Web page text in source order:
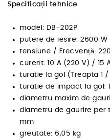
Specificații tehnice
model: DB-202P
putere de iesire: 2600 W
tensiune / Frecvență:
curent: 10 A (220 V) / 15
turatie la gol (Treapta 1
turatie de impact la gol:
diametru maxim de
diametru de gaurire per
mm
greutate: 6,05 kg